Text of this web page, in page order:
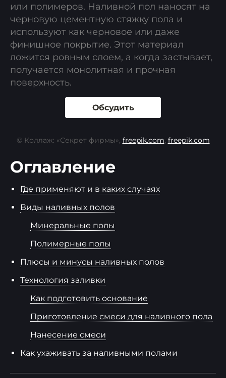
или полимеров. Наливной пол наносят на
черновую цементную стяжку пола и
используют как черновое или даже
финишное покрытие. Этот материал
ложится ровным слоем, а когда застывает,
получается монолитная и прочная
поверхность.
Обсудить
© Коллаж: «Секрет фирмы», freepik.com, freepik.com
Оглавление
Где применяют и в каких случаях
Виды наливных полов
Минеральные полы
Полимерные полы
Плюсы и минусы наливных полов
Технология заливки
Как подготовить основание
Приготовление смеси для наливного пола
Нанесение смеси
Как ухаживать за наливными полами